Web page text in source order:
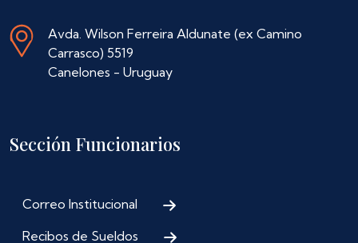
Avda. Wilson Ferreira Aldunate (ex Camino
Carrasco) 5519
Canelones - Uruguay
Sección Funcionarios
Correo Institucional
Recibos de Sueldos